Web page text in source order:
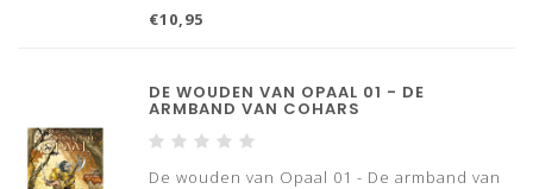
€10,95
DE WOUDEN VAN OPAAL 01 - DE
ARMBAND VAN COHARS
De wouden van Opaal 01 - De armband van